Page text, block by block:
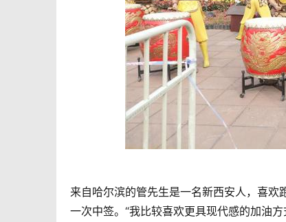
来自哈尔滨的管先生是一名新西安人，喜
一次中签。“我比较喜欢更具现代感的加油